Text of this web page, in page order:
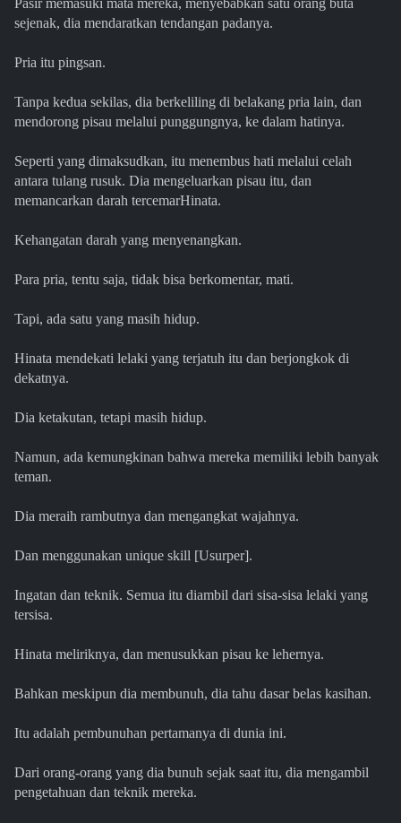
Pasir memasuki mata mereka, menyebabkan satu orang buta
sejenak, dia mendaratkan tendangan padanya.
Pria itu pingsan.
Tanpa kedua sekilas, dia berkeliling di belakang pria lain, dan
mendorong pisau melalui punggungnya, ke dalam hatinya.
Seperti yang dimaksudkan, itu menembus hati melalui celah
antara tulang rusuk. Dia mengeluarkan pisau itu, dan
memancarkan darah tercemarHinata.
Kehangatan darah yang menyenangkan.
Para pria, tentu saja, tidak bisa berkomentar, mati.
Tapi, ada satu yang masih hidup.
Hinata mendekati lelaki yang terjatuh itu dan berjongkok di
dekatnya.
Dia ketakutan, tetapi masih hidup.
Namun, ada kemungkinan bahwa mereka memiliki lebih banyak
teman.
Dia meraih rambutnya dan mengangkat wajahnya.
Dan menggunakan unique skill [Usurper].
Ingatan dan teknik. Semua itu diambil dari sisa-sisa lelaki yang
tersisa.
Hinata meliriknya, dan menusukkan pisau ke lehernya.
Bahkan meskipun dia membunuh, dia tahu dasar belas kasihan.
Itu adalah pembunuhan pertamanya di dunia ini.
Dari orang-orang yang dia bunuh sejak saat itu, dia mengambil
pengetahuan dan teknik mereka.